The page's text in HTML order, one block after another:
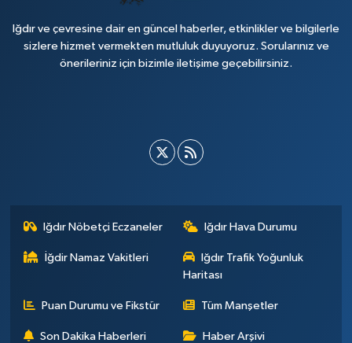
Iğdır ve çevresine dair en güncel haberler, etkinlikler ve bilgilerle
sizlere hizmet vermekten mutluluk duyuyoruz. Sorularınız ve
önerileriniz için bizimle iletişime geçebilirsiniz.
Iğdır Nöbetçi Eczaneler Iğdır Hava Durumu
İğdir Namaz Vakitleri
Iğdır Trafik Yoğunluk
Haritası
Puan Durumu ve Fikstür Tüm Manşetler
Son Dakika Haberleri Haber Arşivi